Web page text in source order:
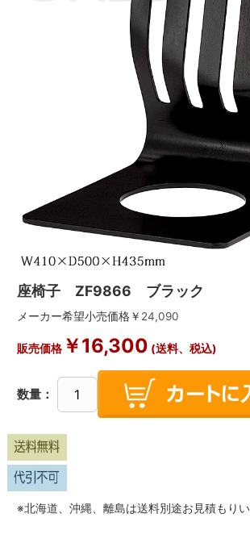
座椅子 ZF9866 ブラック
メーカー希望小売価格￥ 24,090
販売価格￥16,300 (送料、税込)
数量：
※北海道、沖縄、離島は送料別途お見積もりい